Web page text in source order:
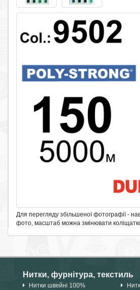
Для перегляду збільшеної фотографії -
фото, масштаб можна змінювати
Нитки, фурнітура, текстиль
Нитки швейні 100%